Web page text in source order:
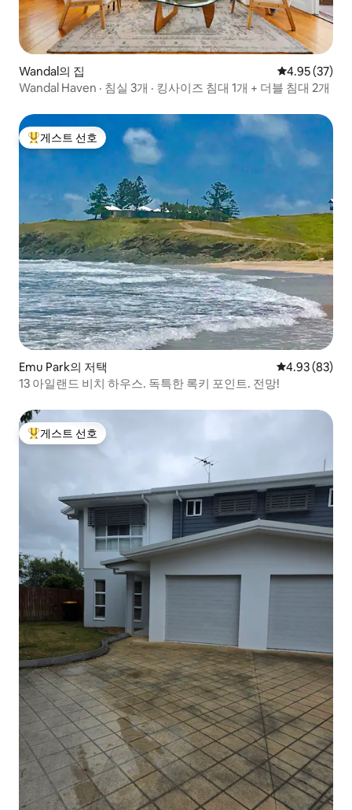
Wandal의 집 평점 4.95점(5
4.95 (37)
Wandal Haven · 침실 3개 · 킹사이즈 침대 1개 + 더블 침대 2개
상위 게스트 선호
게스트 선호
Emu Park의 저택 평점 4.93점(5
4.93 (83)
13 아일랜드 비치 하우스. 독특한 록키 포인트. 전망!
상위 게스트 선호
게스트 선호